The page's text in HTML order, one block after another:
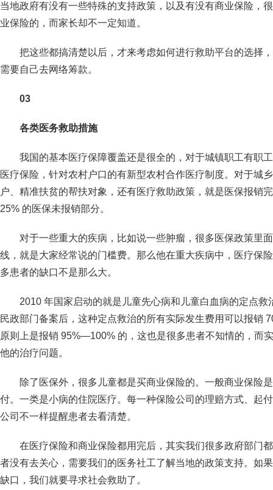
当地政府有没有一些特殊的支持政策，以及有没有商业保险，
业保险的，而家长却不一定知道。
把这些都搞清楚以后，才来考虑如何进行救助平台的选择
需要自己去网络筹款。
03
各类医务救助措施
我国的基本医疗保障覆盖还是很全的，对于城镇职工有职
医疗保险，针对农村户口的有新型农村合作医疗制度。对于城
户、精准扶贫的帮扶对象，还有医疗救助政策，就是医保报销
25% 的医保未报销部分。
对于一些重大的疾病，比如说一些肿瘤，很多医保政策里
线，就是大家经常说的门槛费。那么他在重大疾病中，医疗保
多患者的缺口不是那么大。
2010 年国家启动的就是儿童先心病和儿童白血病的定点
民政部门备案后，这种定点救治的所有实际发生费用可以报销
原则上是报销 95%—100% 的，这也是很多患者不知情的，而
他的治疗问题。
除了医保外，很多儿童都是买商业保险的。一般商业保险
付。一类是小病的住院医疗。每一种保险公司的理赔方式、起
公司不一样提醒患者去看清楚。
在医疗保险和商业保险都用完后，其实我们很多政府部门
者没有去关心，需要我们的医务社工了解当地的政策支持。如
缺口，我们就要寻求社会救助了。